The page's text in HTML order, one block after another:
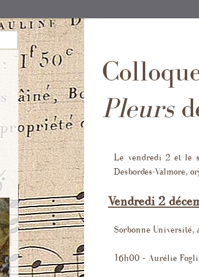
Publications récentes
Bibliographie générale
Manuscrits poétiques
Recueils de poèmes
numérisés
Romans
Pour et sur les enfants
Correspondance
Récits et nouvelles
Pleurs
Le vendredi 2 et le
Desbordes-Valmore,
Vendredi 2
Sorbonne Université,
16h00 – Aurélie